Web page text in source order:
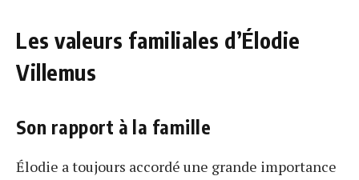
Les valeurs familiales d’Élodie
Villemus
Son rapport à la famille
Élodie a toujours accordé une grande importance